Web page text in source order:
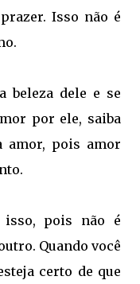
Isso não é
beleza dele e se
por ele, saiba
amor, pois amor
pois não é
Quando você
certo de que